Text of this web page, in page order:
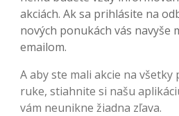
akciách. Ak sa prihlásite na
nových ponukách vás navyše
emailom.
A aby ste mali akcie na
ruke, stiahnite si našu
vám neunikne žiadna zľava.